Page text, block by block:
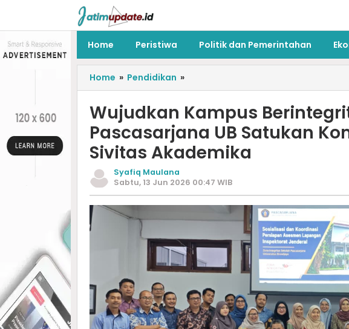
Home Peristiwa Politik dan Pemerintahan
Home » Pendidikan »
Wujudkan Kampus
Pascasarjana UB Satukan
Sivitas Akademika
Syafiq Maulana
Sabtu, 13 Jun 2026 00:47 WIB